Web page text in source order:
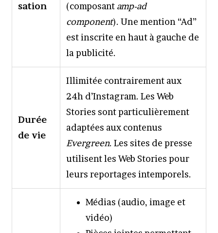
sation
(composant amp-ad
component). Une mention “Ad”
est inscrite en haut à gauche de
la publicité.
Durée
de vie
Illimitée contrairement aux
24h d’Instagram. Les Web
Stories sont particulièrement
adaptées aux contenus
Evergreen. Les sites de presse
utilisent les Web Stories pour
leurs reportages intemporels.
Médias (audio, image et
vidéo)